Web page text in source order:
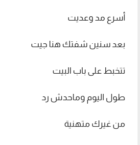
أسرع مد وعديت
بعد سنين شفتك هنا جيت
تتخبط على باب البيت
طول اليوم وماحدش رد
من غيرك متهنية